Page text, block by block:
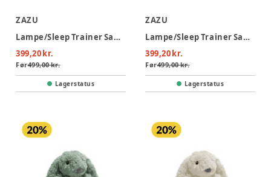
ZAZU
Lampe/Sleep Trainer Sam, Taupe
399,20 kr.
Før499,00 kr.
Lagerstatus
ZAZU
Lampe/Sleep Trainer Sam, Brun
399,20 kr.
Før499,00 kr.
Lagerstatus